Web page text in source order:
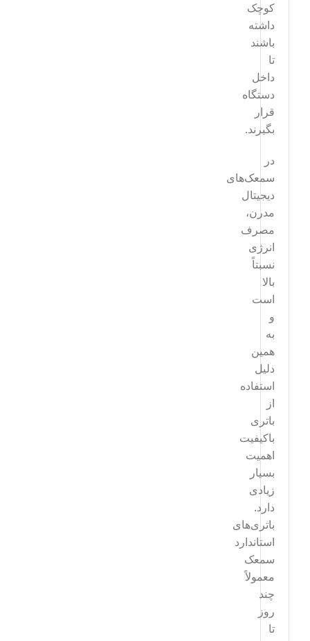
کوچک
داشته
باشند
تا
داخل
دستگاه
قرار
بگیرند.
در
سمعک‌های
دیجیتال
مدرن،
مصرف
انرژی
نسبتاً
بالا
است
و
به
همین
دلیل
استفاده
از
باتری
باکیفیت
اهمیت
بسیار
زیادی
دارد.
باتری‌های
استاندارد
سمعک
معمولاً
چند
روز
تا